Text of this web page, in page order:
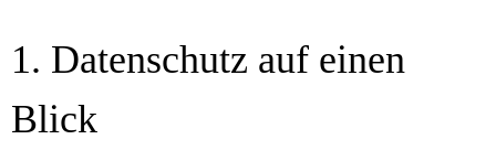
1. Datenschutz auf einen
Blick